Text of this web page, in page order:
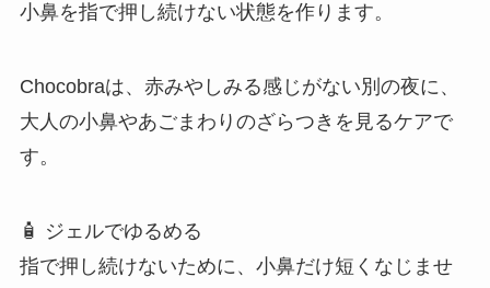
小鼻を指で押し続けない状態を作ります。
Chocobraは、赤みやしみる感じがない別の夜に、
大人の小鼻やあごまわりのざらつきを見るケアで
す。
🧴 ジェルでゆるめる
指で押し続けないために、小鼻だけ短くなじませ